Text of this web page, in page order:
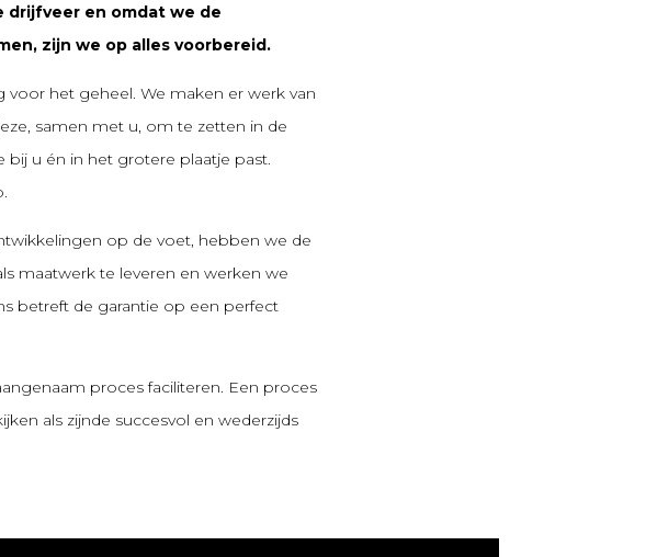
drijfveer en omdat we de
zijn we op alles voorbereid.
voor het geheel. We maken er werk van
samen met u, om te zetten in de
u én in het grotere plaatje past.
op de voet, hebben we de
maatwerk te leveren en werken we
betreft de garantie op een perfect
proces faciliteren. Een proces
als zijnde succesvol en wederzijds